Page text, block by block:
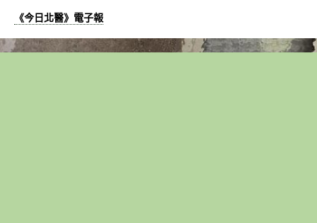
《今日北醫》電子報